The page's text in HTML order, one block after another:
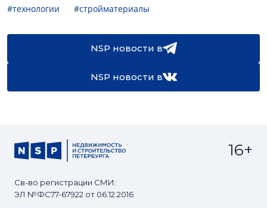
#технологии #стройматериалы
NSP новости в
NSP новости в
Св-во регистрации СМИ:
ЭЛ №ФС77-67922 от 06.12.2016
16+